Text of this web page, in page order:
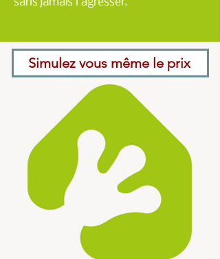
Simulez vous même le prix